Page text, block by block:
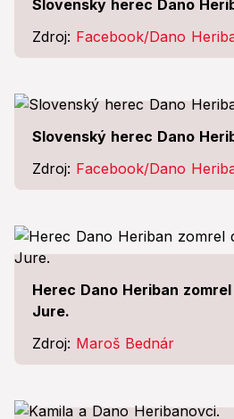
Slovenský herec Dano
Zdroj: Facebook/Dano
Slovenský herec Dano
Zdroj: Facebook/Dano
Herec Dano Heriban
Jure.
Zdroj: Maroš Bednár